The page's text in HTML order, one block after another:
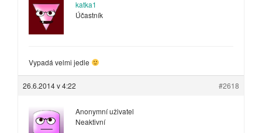
katka1
Účastník
Vypadá velmi jedle
26.6.2014 v 4:22 #2618
Anonymní uživatel
Neaktivní